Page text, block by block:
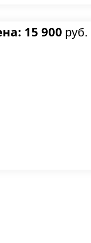
15 900 руб.